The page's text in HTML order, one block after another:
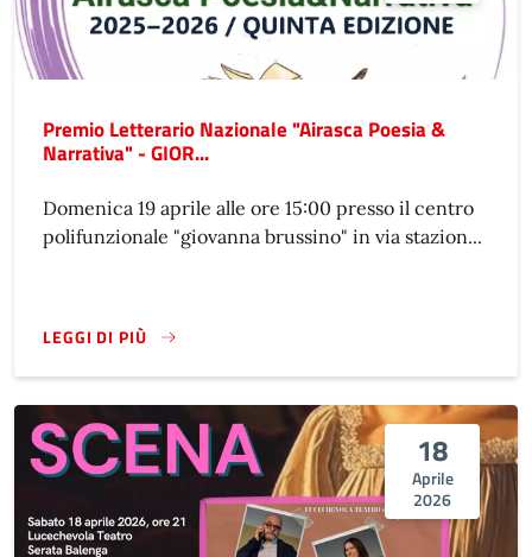
Premio Letterario Nazionale "Airasca Poesia &
Narrativa" - GIOR...
Domenica 19 aprile alle ore 15:00 presso il centro
polifunzionale "giovanna brussino" in via stazion...
LEGGI DI PIÙ
18
Aprile
2026